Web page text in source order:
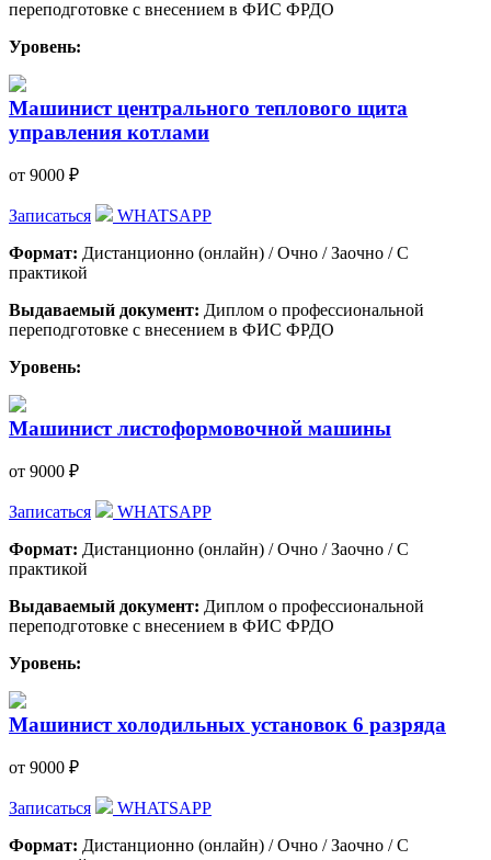
переподготовке с внесением в ФИС ФРДО
Уровень:
Машинист центрального теплового щита
управления котлами
от 9000 ₽
Записаться
WHATSAPP
Формат: Дистанционно (онлайн) / Очно / Заочно / С
практикой
Выдаваемый документ: Диплом о профессиональной
переподготовке с внесением в ФИС ФРДО
Уровень:
Машинист листоформовочной машины
от 9000 ₽
Записаться
WHATSAPP
Формат: Дистанционно (онлайн) / Очно / Заочно / С
практикой
Выдаваемый документ: Диплом о профессиональной
переподготовке с внесением в ФИС ФРДО
Уровень:
Машинист холодильных установок 6 разряда
от 9000 ₽
Записаться
WHATSAPP
Формат: Дистанционно (онлайн) / Очно / Заочно / С